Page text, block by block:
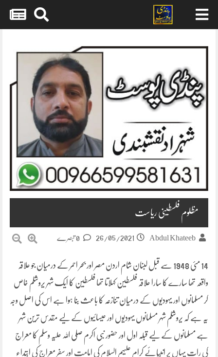
content
مظلوم فلسطینی ریاست
Abdul Khateeb
26/05/2021
14 مئی 1948 سے قبل لبنان شام اردن مصر اور بحر احمر کے درمیان جو علاقہ
واقعہ تھا سارے کا سارا علاقہ فلسطین کہلاتا تھا فلسطین کا ایک شہر یروشلم خاص
کر مسلمانوں اور یہودیوں کے درمیان تنازعہ کا باعث بنا ہوا ہے اس کی اصل وجہ
یہ ہے کہ یروشلم شہر مسلمانوں یہودیوں اور عیسائیوں کے لیے مقدس ترین شہر
ہے مسلمانوں کے لیے قبلہ اول اور حضور نبی اکرم صلی اللہ علیہ وسلم کا معراج
کی رات یہاں پر انبیائے کرام علیہم السلام کی امامت اور سفر معراج کی ابتداء